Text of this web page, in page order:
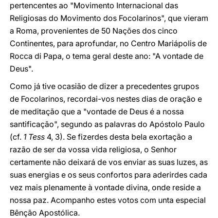
pertencentes ao "Movimento Internacional das
Religiosas do Movimento dos Focolarinos", que vieram
a Roma, provenientes de 50 Nações dos cinco
Continentes, para aprofundar, no Centro Mariápolis de
Rocca di Papa, o tema geral deste ano: "A vontade de
Deus".
Como já tive ocasião de dizer a precedentes grupos
de Focolarinos, recordai-vos nestes dias de oração e
de meditação que a "vontade de Deus é a nossa
santificação", segundo as palavras do Apóstolo Paulo
(cf. 1 Tess 4, 3). Se fizerdes desta bela exortação a
razão de ser da vossa vida religiosa, o Senhor
certamente não deixará de vos enviar as suas luzes, as
suas energias e os seus confortos para aderirdes cada
vez mais plenamente à vontade divina, onde reside a
nossa paz. Acompanho estes votos com unta especial
Bênção Apostólica.